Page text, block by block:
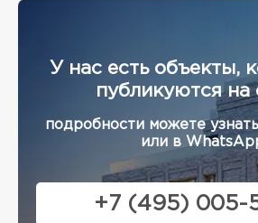
У нас есть объекты,
публикуются на
подробности можете
или в
+7 (495) 005-